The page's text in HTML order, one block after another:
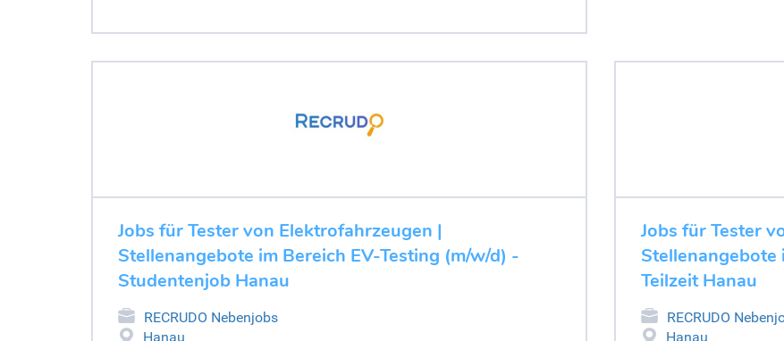
Jobs für Tester von Elektrofahrzeugen |
Stellenangebote im Bereich EV-Testing (m/w/d) -
Studentenjob Hanau
RECRUDO Nebenjobs
Hanau
Jobs für Tester
Stellenangebote
Teilzeit Hanau
RECRUDO
Hanau